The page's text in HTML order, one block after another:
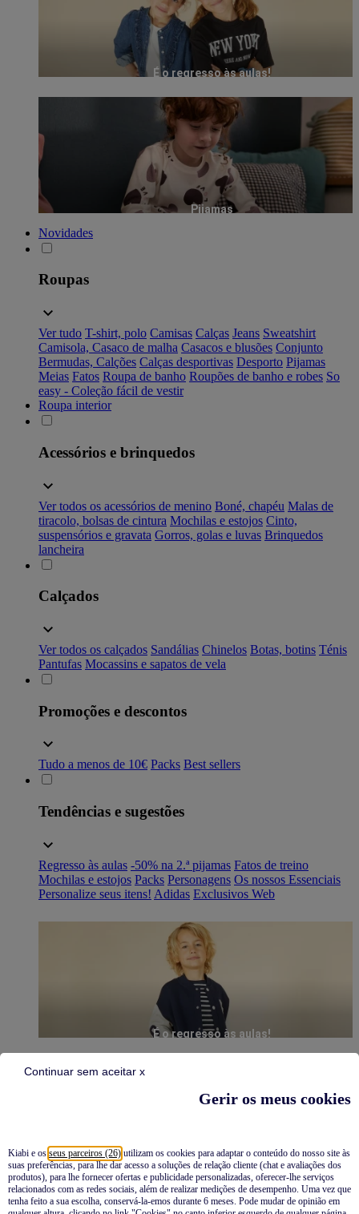
Gerir os meus cookies
Kiabi e os seus parceiros (26) utilizam os cookies para adaptar o conteúdo do nosso site às
suas preferências, para lhe dar acesso a soluções de relação cliente (chat e avaliações dos
produtos), para lhe fornecer ofertas e publicidade personalizadas, oferecer-lhe serviços
relacionados com as redes sociais, além de realizar medições de desempenho. Uma vez que
tenha feito a sua escolha, conservá-la-emos durante 6 meses. Pode mudar de opinião em
Continuar sem aceitar x
É o regresso às aulas!
Pijamas
Novidades
Roupas
Ver tudo T-shirt, polo Camisas Calças Jeans Sweatshirt
Camisola, Casaco de malha Casacos e blusões Conjunto
Bermudas, Calções Calças desportivas Desporto Pijamas
Meias Fatos Roupa de banho Roupões de banho e robes So
easy - Coleção fácil de vestir
Roupa interior
Acessórios e brinquedos
Ver todos os acessórios de menino Boné, chapéu Malas de
tiracolo, bolsas de cintura Mochilas e estojos Cinto,
suspensórios e gravata Gorros, golas e luvas Brinquedos
lancheira
Calçados
Ver todos os calçados Sandálias Chinelos Botas, botins Ténis
Pantufas Mocassins e sapatos de vela
Promoções e descontos
Tudo a menos de 10€ Packs Best sellers
Tendências e sugestões
Regresso às aulas -50% na 2.ª pijamas Fatos de treino
Mochilas e estojos Packs Personagens Os nossos Essenciais
Personalize seus itens! Adidas Exclusivos Web
É o regresso às aulas!
Pijamas
Novidades